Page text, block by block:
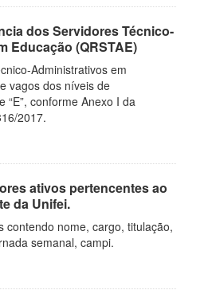
dos Servidores Técnico-
Educação (QRSTAE)
Administrativos em
vagos dos níveis de
“E”, conforme Anexo I da
2017.
ativos pertencentes ao
da Unifei.
contendo nome, cargo, titulação,
semanal, campi.